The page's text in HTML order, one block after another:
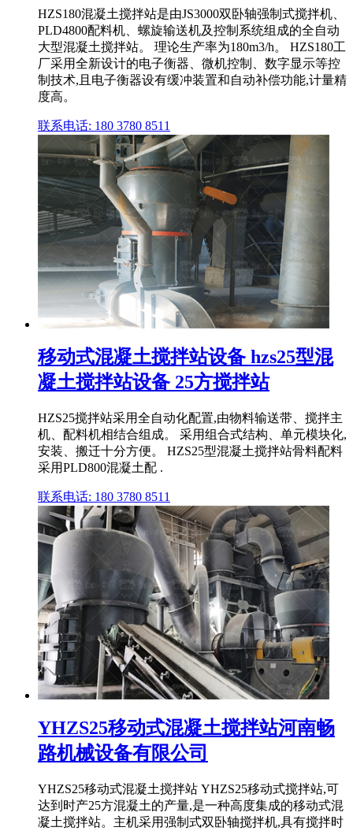
HZS180混凝土搅拌站是由JS3000双卧轴强制式搅拌机、
PLD4800配料机、螺旋输送机及控制系统组成的全自动
大型混凝土搅拌站。 理论生产率为180m3/h。 HZS180工
厂采用全新设计的电子衡器、微机控制、数字显示等控
制技术,且电子衡器设有缓冲装置和自动补偿功能,计量精
度高。
联系电话: 180 3780 8511
移动式混凝土搅拌站设备 hzs25型混
凝土搅拌站设备 25方搅拌站
HZS25搅拌站采用全自动化配置,由物料输送带、搅拌主
机、配料机相结合组成。 采用组合式结构、单元模块化,
安装、搬迁十分方便。 HZS25型混凝土搅拌站骨料配料
采用PLD800混凝土配 .
联系电话: 180 3780 8511
YHZS25移动式混凝土搅拌站河南畅
路机械设备有限公司
YHZS25移动式混凝土搅拌站 YHZS25移动式搅拌站,可
达到时产25方混凝土的产量,是一种高度集成的移动式混
凝土搅拌站。主机采用强制式双卧轴搅拌机,具有搅拌时